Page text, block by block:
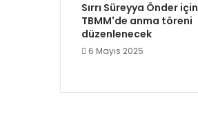
Sırrı Süreyya Önder için
TBMM'de anma töreni
düzenlenecek
6 Mayıs 2025